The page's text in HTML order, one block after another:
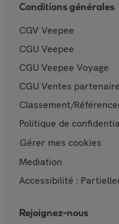
Conditions générales
CGV Veepee
CGU Veepee
CGU Veepee Voyage
CGU Ventes
Classement/
Politique de
Gérer mes cookies
Mediation
Accessibilité :
Rejoignez-nous